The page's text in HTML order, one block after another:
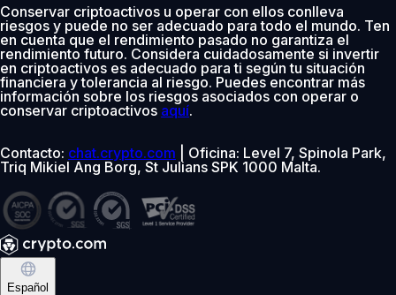
Conservar criptoactivos u operar con ellos conlleva
riesgos y puede no ser adecuado para todo el mundo. Ten
en cuenta que el rendimiento pasado no garantiza el
rendimiento futuro. Considera cuidadosamente si invertir
en criptoactivos es adecuado para ti según tu situación
financiera y tolerancia al riesgo. Puedes encontrar más
información sobre los riesgos asociados con operar o
conservar criptoactivos aquí.
Contacto: chat.crypto.com | Oficina: Level 7, Spinola Park,
Triq Mikiel Ang Borg, St Julians SPK 1000 Malta.
Español